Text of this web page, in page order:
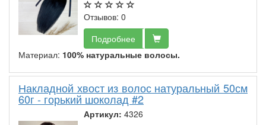
Отзывов: 0
Подробнее
Материал: 100% натуральные волосы.
Накладной хвост из волос натуральный 50см
60г - горький шоколад #2
Артикул: 4326